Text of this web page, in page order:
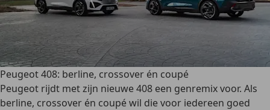
Peugeot 408: berline, crossover én coupé
Peugeot rijdt met zijn nieuwe 408 een genremix voor. Als
berline, crossover én coupé wil die voor iedereen goed